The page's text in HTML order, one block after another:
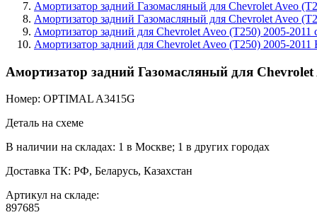
Амортизатор задний Газомасляный для Chevrolet Aveo
Амортизатор задний Газомасляный для Chevrolet Aveo
Амортизатор задний для Chevrolet Aveo (T250) 2005-2011
Амортизатор задний для Chevrolet Aveo (T250) 2005-2011
Амортизатор задний Газомасляный для
Номер: OPTIMAL A3415G
Деталь на схеме
В наличии на складах: 1 в Москве; 1 в других городах
Доставка ТК: РФ, Беларусь, Казахстан
Артикул на складе:
897685